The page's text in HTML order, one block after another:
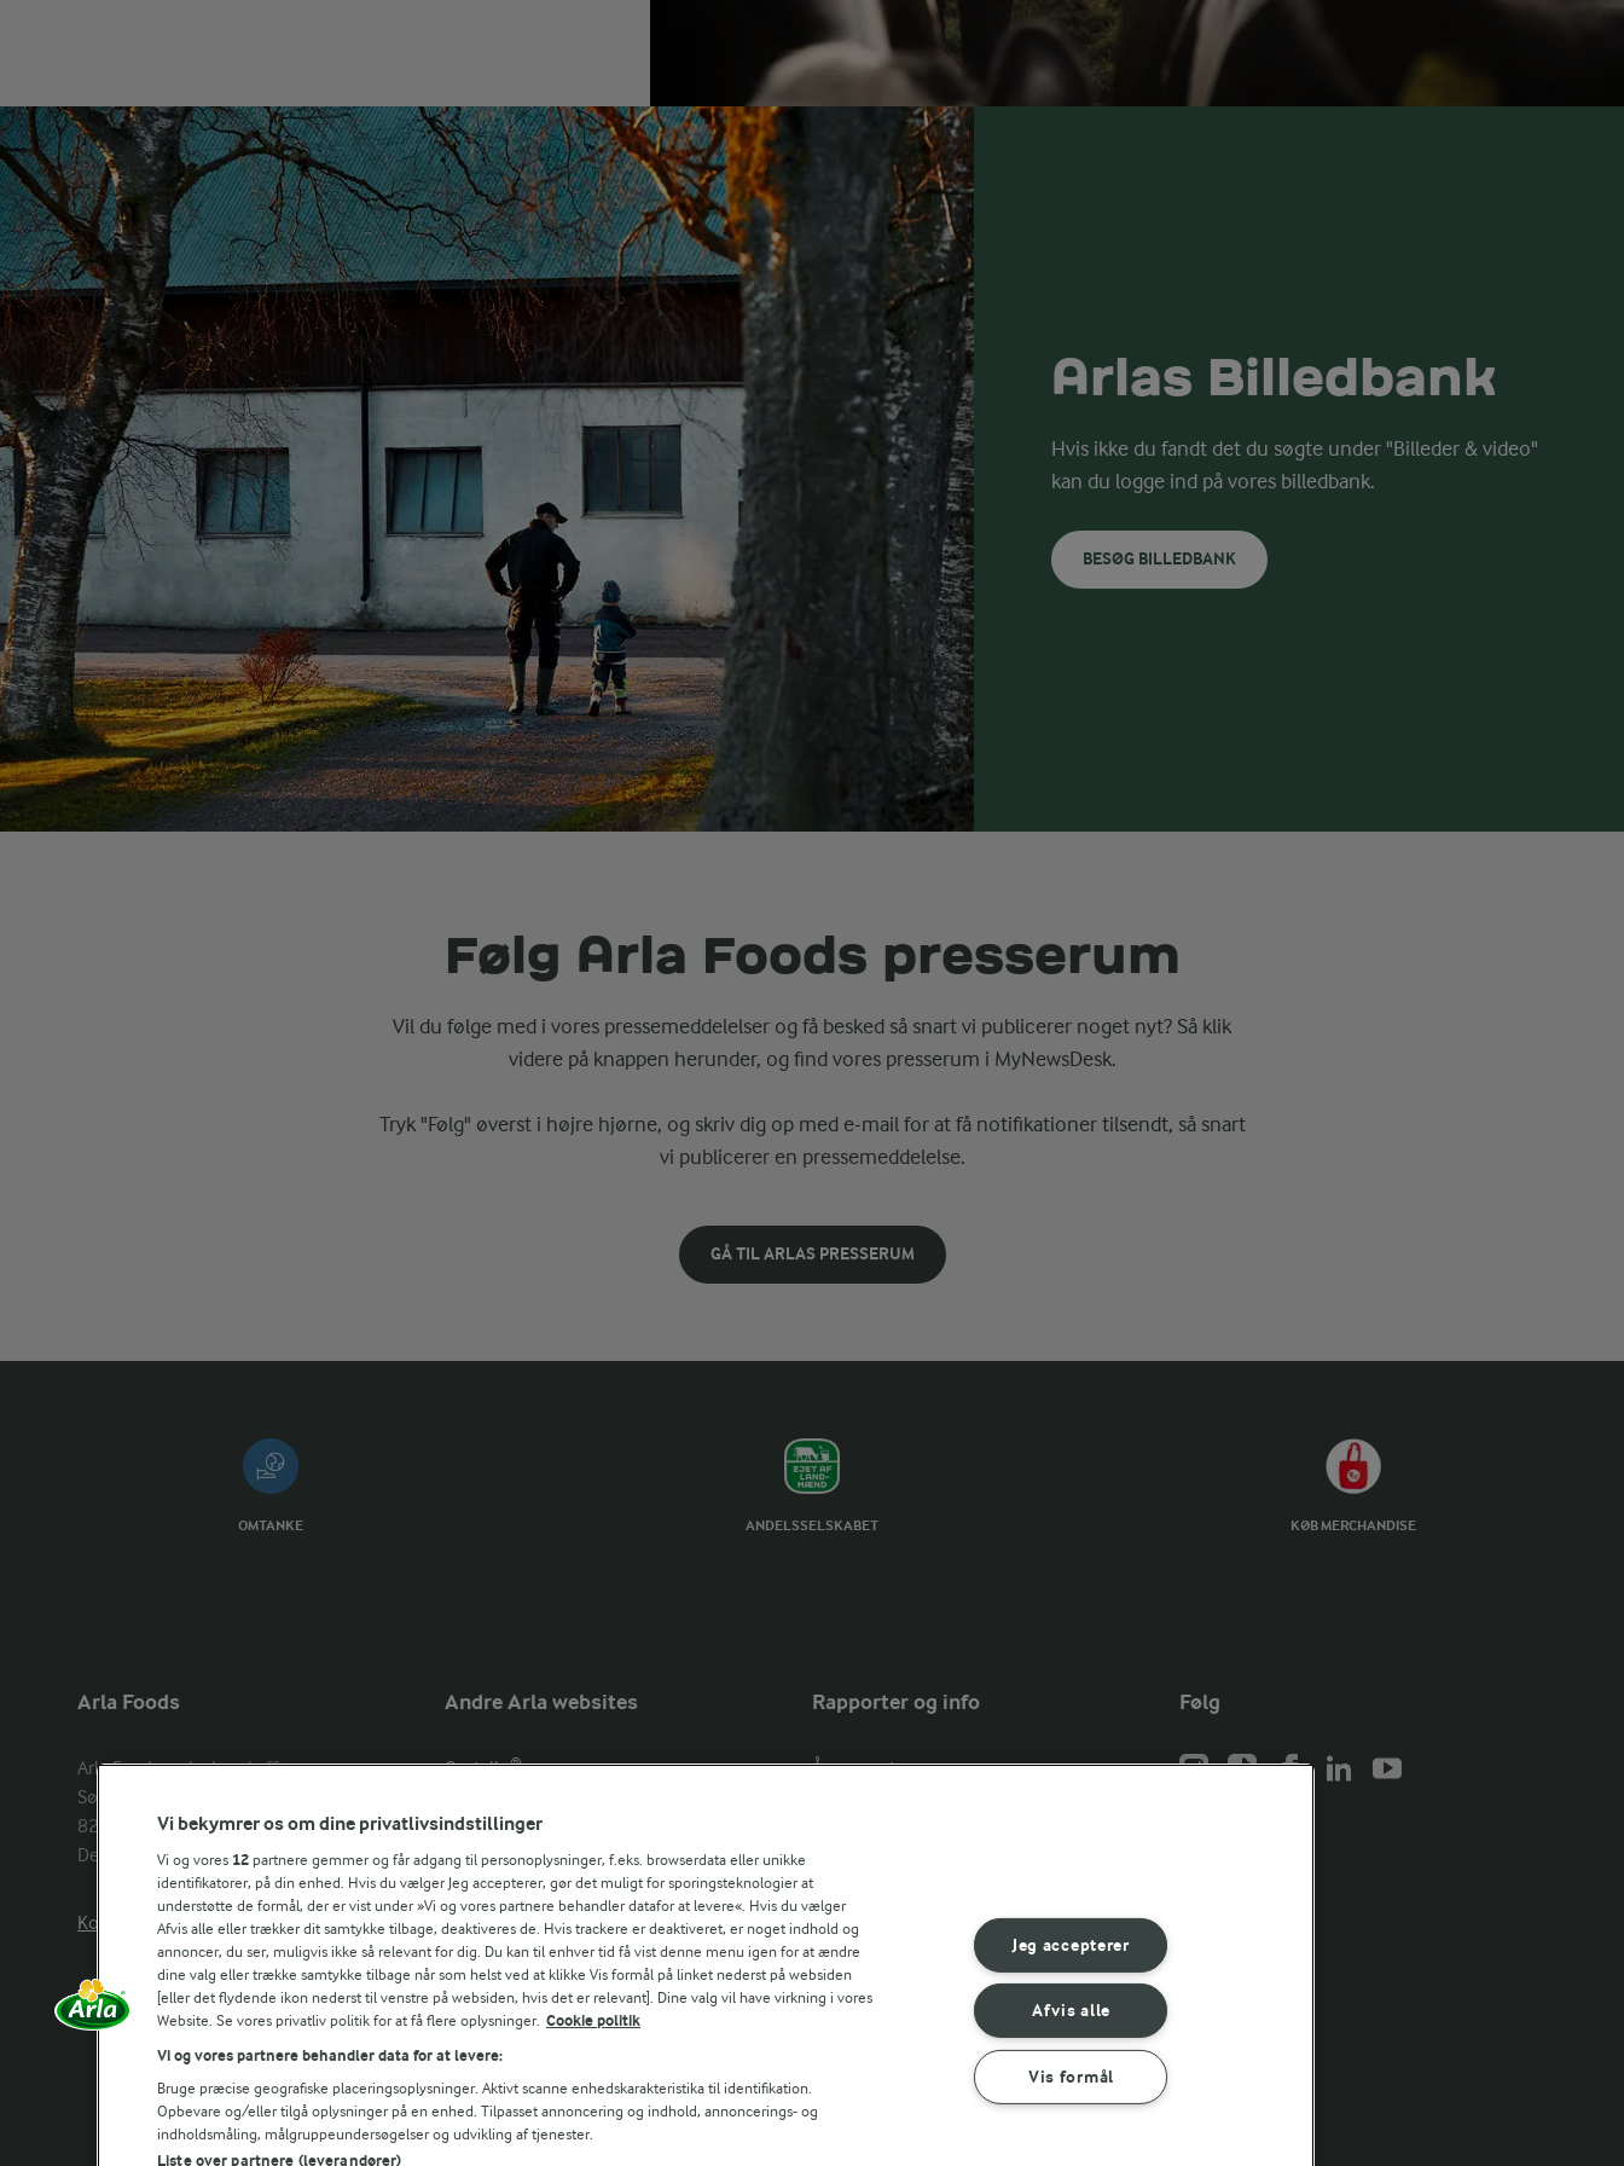
Arlas Billedbank
Hvis ikke du fandt det du søgte under "Billeder & video"
kan du logge ind på vores billedbank.
BESØG BILLEDBANK
Følg Arla Foods presserum
Vil du følge med i vores pressemeddelelser og få besked så snart vi publicerer noget nyt? Så klik
videre på knappen herunder, og find vores presserum i MyNewsDesk.
Tryk "Følg" øverst i højre hjørne, og skriv dig op med e-mail for at få notifikationer tilsendt, så snart
vi publicerer en pressemeddelelse.
GÅ TIL ARLAS PRESSERUM
OMTANKE ANDELSSELSKABET KØB MERCHANDISE
Arla Foods
Arla Foods amba head office
Sønderhøj 14,
8260 Viby J
Denmark
Kontakt os her
Andre Arla websites
Castello®
Arla Unika
Arla shop
Arla in other countries
Rapporter og info
Årsrapport
Arla Foods
Fødevarestyrelsens smiley-rapporter for
Jörd
Fødevarestyrelsens smiley-rapporter for
Lurpak PB
Følg
Vi bekymrer os om dine privatlivsindstillinger
Vi og vores 12 partnere gemmer og får adgang til personoplysninger, f.eks. browserdata eller unikke
identifikatorer, på din enhed. Hvis du vælger Jeg accepterer, gør det muligt for sporingsteknologier at
understøtte de formål, der er vist under »Vi og vores partnere behandler datafor at levere«. Hvis du vælger
Afvis alle eller trækker dit samtykke tilbage, deaktiveres de. Hvis trackere er deaktiveret, er noget indhold og
annoncer, du ser, muligvis ikke så relevant for dig. Du kan til enhver tid få vist denne menu igen for at ændre
dine valg eller trække samtykke tilbage når som helst ved at klikke Vis formål på linket nederst på websiden
[eller det flydende ikon nederst til venstre på websiden, hvis det er relevant]. Dine valg vil have virkning i vores
Website. Se vores privatliv politik for at få flere oplysninger. Cookie politik
Vi og vores partnere behandler data for at levere:
Bruge præcise geografiske placeringsoplysninger. Aktivt scanne enhedskarakteristika til identifikation.
Opbevare og/eller tilgå oplysninger på en enhed. Tilpasset annoncering og indhold, annoncerings- og
indholdsmåling, målgruppeundersøgelser og udvikling af tjenester.
Liste over partnere (leverandører)
Jeg accepterer
Afvis alle
Vis formål